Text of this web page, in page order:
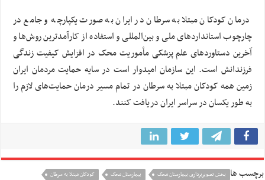
درمان کودکان مبتلا به سرطان در ایران به صورت یکپارچه و جامع در
چارچوب استانداردهای ملی و بین‌المللی و استفاده از کارآمدترین روش‌ها و
آخرین دستاوردهای علم پزشکی مأموریت محک در افزایش کیفیت زندگی
فرزندانش است. این سازمان امیدوار است در سایه حمایت مردمان ایران
زمین همه کودکان مبتلا به سرطان در تمام مسیر درمان حمایت‌های لازم را
به طور یکسان در سراسر ایران دریافت کنند.
برچسب ها بخش تصویربرداری بیمارستان محک بیمارستان محک کودکان مبتلا به سرطان